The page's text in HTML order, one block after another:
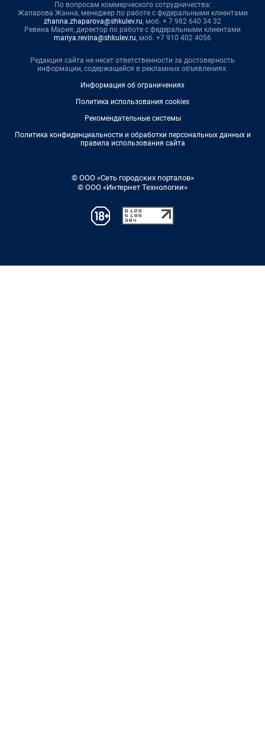
По вопросам коммерческого сотрудничества:
Жапарова Жанна, менеджер по работе с федеральными клиентами
zhanna.zhaparova@shkulev.ru, моб. + 7 982 640 34 32
Ревина Мария, директор по работе с федеральными клиентами
mariya.revina@shkulev.ru, моб. +7 910 402 4056
Редакция сайта не несет ответственности за достоверность
информации, содержащейся в рекламных объявлениях.
Информация об ограничениях
Политика использования cookies
Рекомендательные системы
Политика конфиденциальности и обработки персональных данных и
правила использования сайта
© ООО «Сеть городских порталов»
© ООО «Интернет Технологии»